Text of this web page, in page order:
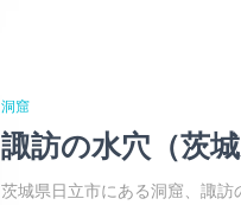
洞窟
諏訪の水穴（茨城
茨城県日立市にある洞窟、諏